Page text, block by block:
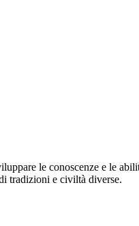
le conoscenze e le
tradizioni e civiltà diverse.